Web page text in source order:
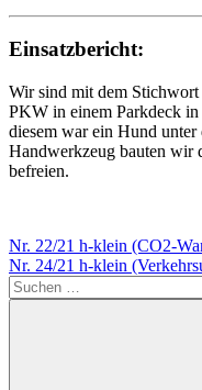
Einsatzbericht:
Wir sind mit dem Stichwort
PKW in einem Parkdeck
diesem war ein Hund
Handwerkzeug bauten wir
befreien.
Vorheriger
Beitrag:
Nr. 22/21 h-klein (CO2-
Nächster
Beitrag:
Nr. 24/21 h-klein
Suchen
nach: